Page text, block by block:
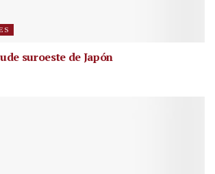
suroeste de Japón